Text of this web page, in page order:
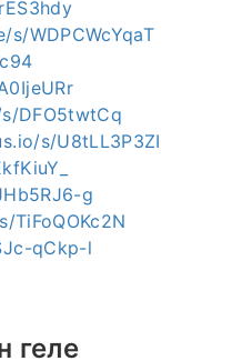
WDPCWcYqaT
DFO5twtCq
s/U8tLL3P3ZI
g
qCkp-l
геле